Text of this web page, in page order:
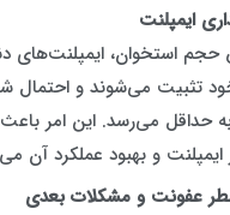
ایمپلنت
حجم استخوان، ایمپلنت‌های
تثبیت می‌شوند و
حداقل می‌رسد. این امر
و بهبود عملکرد آن
عفونت و مشکلات بعدی